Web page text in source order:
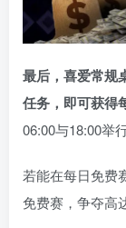
最后，喜爱常规
任务，即可获得
06:00与18:00举行
若能在每日免费
免费赛，争夺高